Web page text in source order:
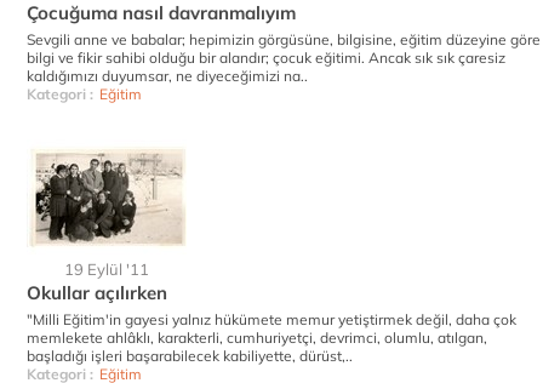
Çocuğuma nasıl davranmalıyım
Sevgili anne ve babalar; hepimizin görgüsüne, bilgisine, eğitim düzeyine göre
bilgi ve fikir sahibi olduğu bir alandır; çocuk eğitimi. Ancak sık sık çaresiz
kaldığımızı duyumsar, ne diyeceğimizi na..
Kategori : Eğitim
19 Eylül '11
Okullar açılırken
"Milli Eğitim'in gayesi yalnız hükümete memur yetiştirmek değil, daha çok
memlekete ahlâklı, karakterli, cumhuriyetçi, devrimci, olumlu, atılgan,
başladığı işleri başarabilecek kabiliyette, dürüst,..
Kategori : Eğitim